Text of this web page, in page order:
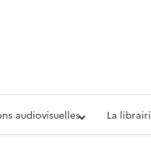
audiovisuelles La